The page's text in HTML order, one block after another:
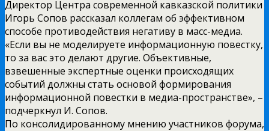
Директор Центра современной кавказской политики
Игорь Сопов рассказал коллегам об эффективном
способе противодействия негативу в масс-медиа.
«Если вы не моделируете информационную повестку,
то за вас это делают другие. Объективные,
взвешенные экспертные оценки происходящих
событий должны стать основой формирования
информационной повестки в медиа-пространстве», –
подчеркнул И. Сопов.
По консолидированному мнению участников форума,